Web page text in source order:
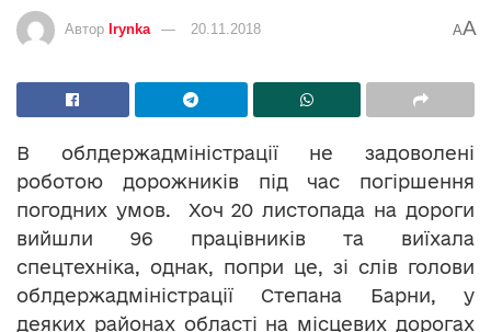
Автор Irynka 20.11.2018 AA
В облдержадміністрації не задоволені
роботою дорожників під час погіршення
погодних умов. Хоч 20 листопада на дороги
вийшли 96 працівників та виїхала
спецтехніка, однак, попри це, зі слів голови
облдержадміністрації Степана Барни, у
деяких районах області на місцевих дорогах